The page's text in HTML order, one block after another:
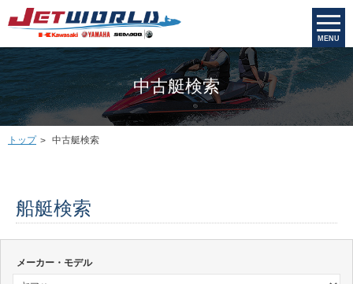
MENU
中古艇検索
トップ 中古艇検索
船艇検索
メーカー・モデル